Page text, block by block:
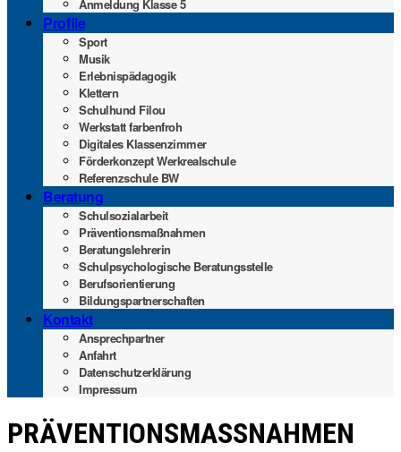
Anmel­dung Klas­se 5
Pro­fi­le
Sport
Musik
Erleb­nis­päd­ago­gik
Klet­tern
Schul­hund Filou
Werk­statt farbenfroh
Digi­ta­les Klassenzimmer
För­der­kon­zept Werkrealschule
Refe­renz­schu­le BW
Bera­tung
Schul­so­zi­al­ar­beit
Prä­ven­ti­ons­maß­nah­men
Bera­tungs­leh­re­rin
Schul­psy­cho­lo­gi­sche Beratungsstelle
Berufs­ori­en­tie­rung
Bil­dungs­part­ner­schaf­ten
Kon­takt
Ansprech­part­ner
Anfahrt
Daten­schutz­er­klä­rung
Impres­sum
PRÄ­VEN­TI­ONS­MASS­NAH­MEN